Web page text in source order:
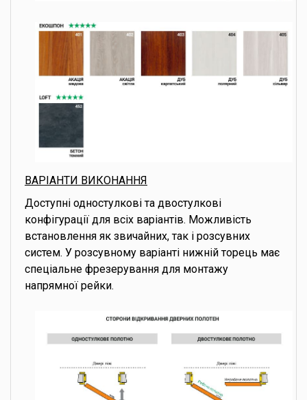
ВАРІАНТИ ВИКОНАННЯ
Доступні одностулкові та двостулкові
конфігурації для всіх варіантів. Можливість
встановлення як звичайних, так і розсувних
систем. У розсувному варіанті нижній торець має
спеціальне фрезерування для монтажу
напрямної рейки.